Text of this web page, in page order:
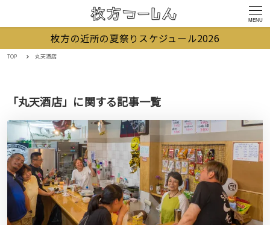
MENU
枚方の近所の夏祭りスケジュール2026
TOP 丸天酒店
「丸天酒店」に関する記事一覧